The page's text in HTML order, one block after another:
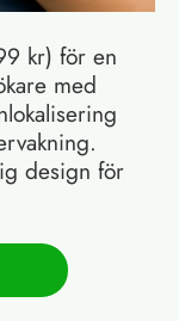
kr) för en
med
design för